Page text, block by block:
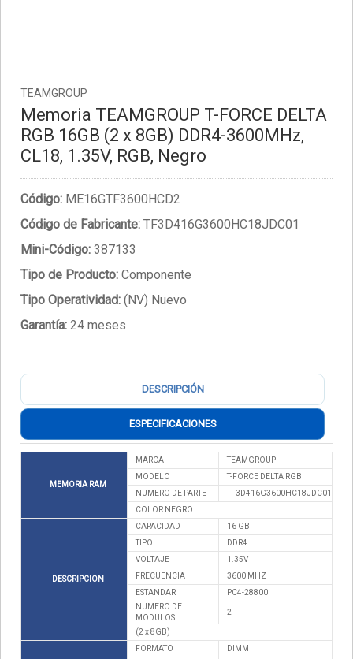
TEAMGROUP
Memoria TEAMGROUP T-FORCE DELTA
RGB 16GB (2 x 8GB) DDR4-3600MHz,
CL18, 1.35V, RGB, Negro
Código: ME16GTF3600HCD2
Código de Fabricante: TF3D416G3600HC18JDC01
Mini-Código: 387133
Tipo de Producto: Componente
Tipo Operatividad: (NV) Nuevo
Garantía: 24 meses
DESCRIPCIÓN
ESPECIFICACIONES
MEMORIA RAM
MARCA
TEAMGROUP
MODELO
T-FORCE DELTA RGB
NUMERO DE PARTE
TF3D416G3600HC18JDC01
COLOR NEGRO
DESCRIPCION
CAPACIDAD
16 GB
TIPO
DDR4
VOLTAJE
1.35V
FRECUENCIA
3600 MHZ
ESTANDAR
PC4-28800
NUMERO DE
MODULOS
2
(2 x 8GB)
FORMATO
DIMM